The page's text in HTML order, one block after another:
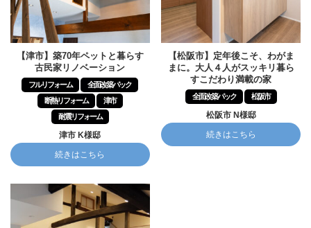
【津市】築70年ペットと暮らす
古民家リノベーション
フルリフォーム
全面改築パック
断熱リフォーム
津市
耐震リフォーム
津市 K様邸
続きはこちら
【松阪市】定年後こそ、わがま
まに。大人４人がスッキリ暮ら
すこだわり満載の家
全面改築パック 松阪市
松阪市 N様邸
続きはこちら